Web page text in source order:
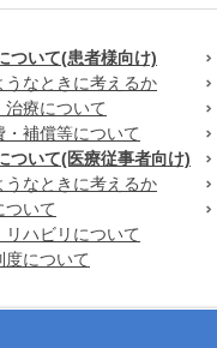
ついて(患者様向け)
うなときに考えるか
治療について
・補償等について
ついて(医療従事者向け)
うなときに考えるか
ついて
リハビリについて
度について